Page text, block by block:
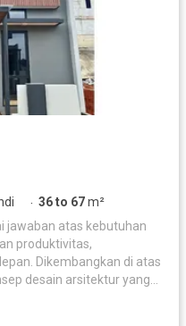
· 36 to 67m²
jawaban atas kebutuhan
produktivitas,
Dikembangkan di atas
desain arsitektur yang
modern di